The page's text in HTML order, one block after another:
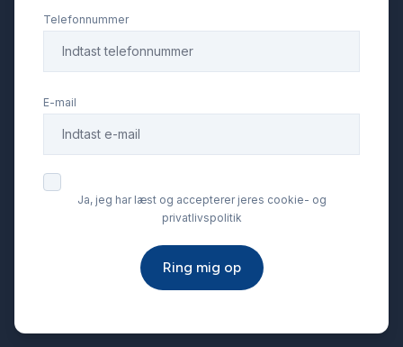
Telefonnummer
E-mail
Ja, jeg har læst og accepterer jeres cookie- og
privatlivspolitik
Ring mig op